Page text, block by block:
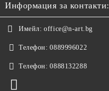
Информация за контакти:
Имейл: office@n-art.bg
Телефон: 0889996022
Телефон: 0888132288